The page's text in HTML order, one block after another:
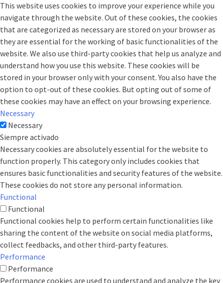
This website uses cookies to improve your experience while you
navigate through the website. Out of these cookies, the cookies
that are categorized as necessary are stored on your browser as
they are essential for the working of basic functionalities of the
website. We also use third-party cookies that help us analyze and
understand how you use this website. These cookies will be
stored in your browser only with your consent. You also have the
option to opt-out of these cookies. But opting out of some of
these cookies may have an effect on your browsing experience.
Necessary
Necessary
Siempre activado
Necessary cookies are absolutely essential for the website to
function properly. This category only includes cookies that
ensures basic functionalities and security features of the website.
These cookies do not store any personal information.
Functional
Functional
Functional cookies help to perform certain functionalities like
sharing the content of the website on social media platforms,
collect feedbacks, and other third-party features.
Performance
Performance
Performance cookies are used to understand and analyze the key